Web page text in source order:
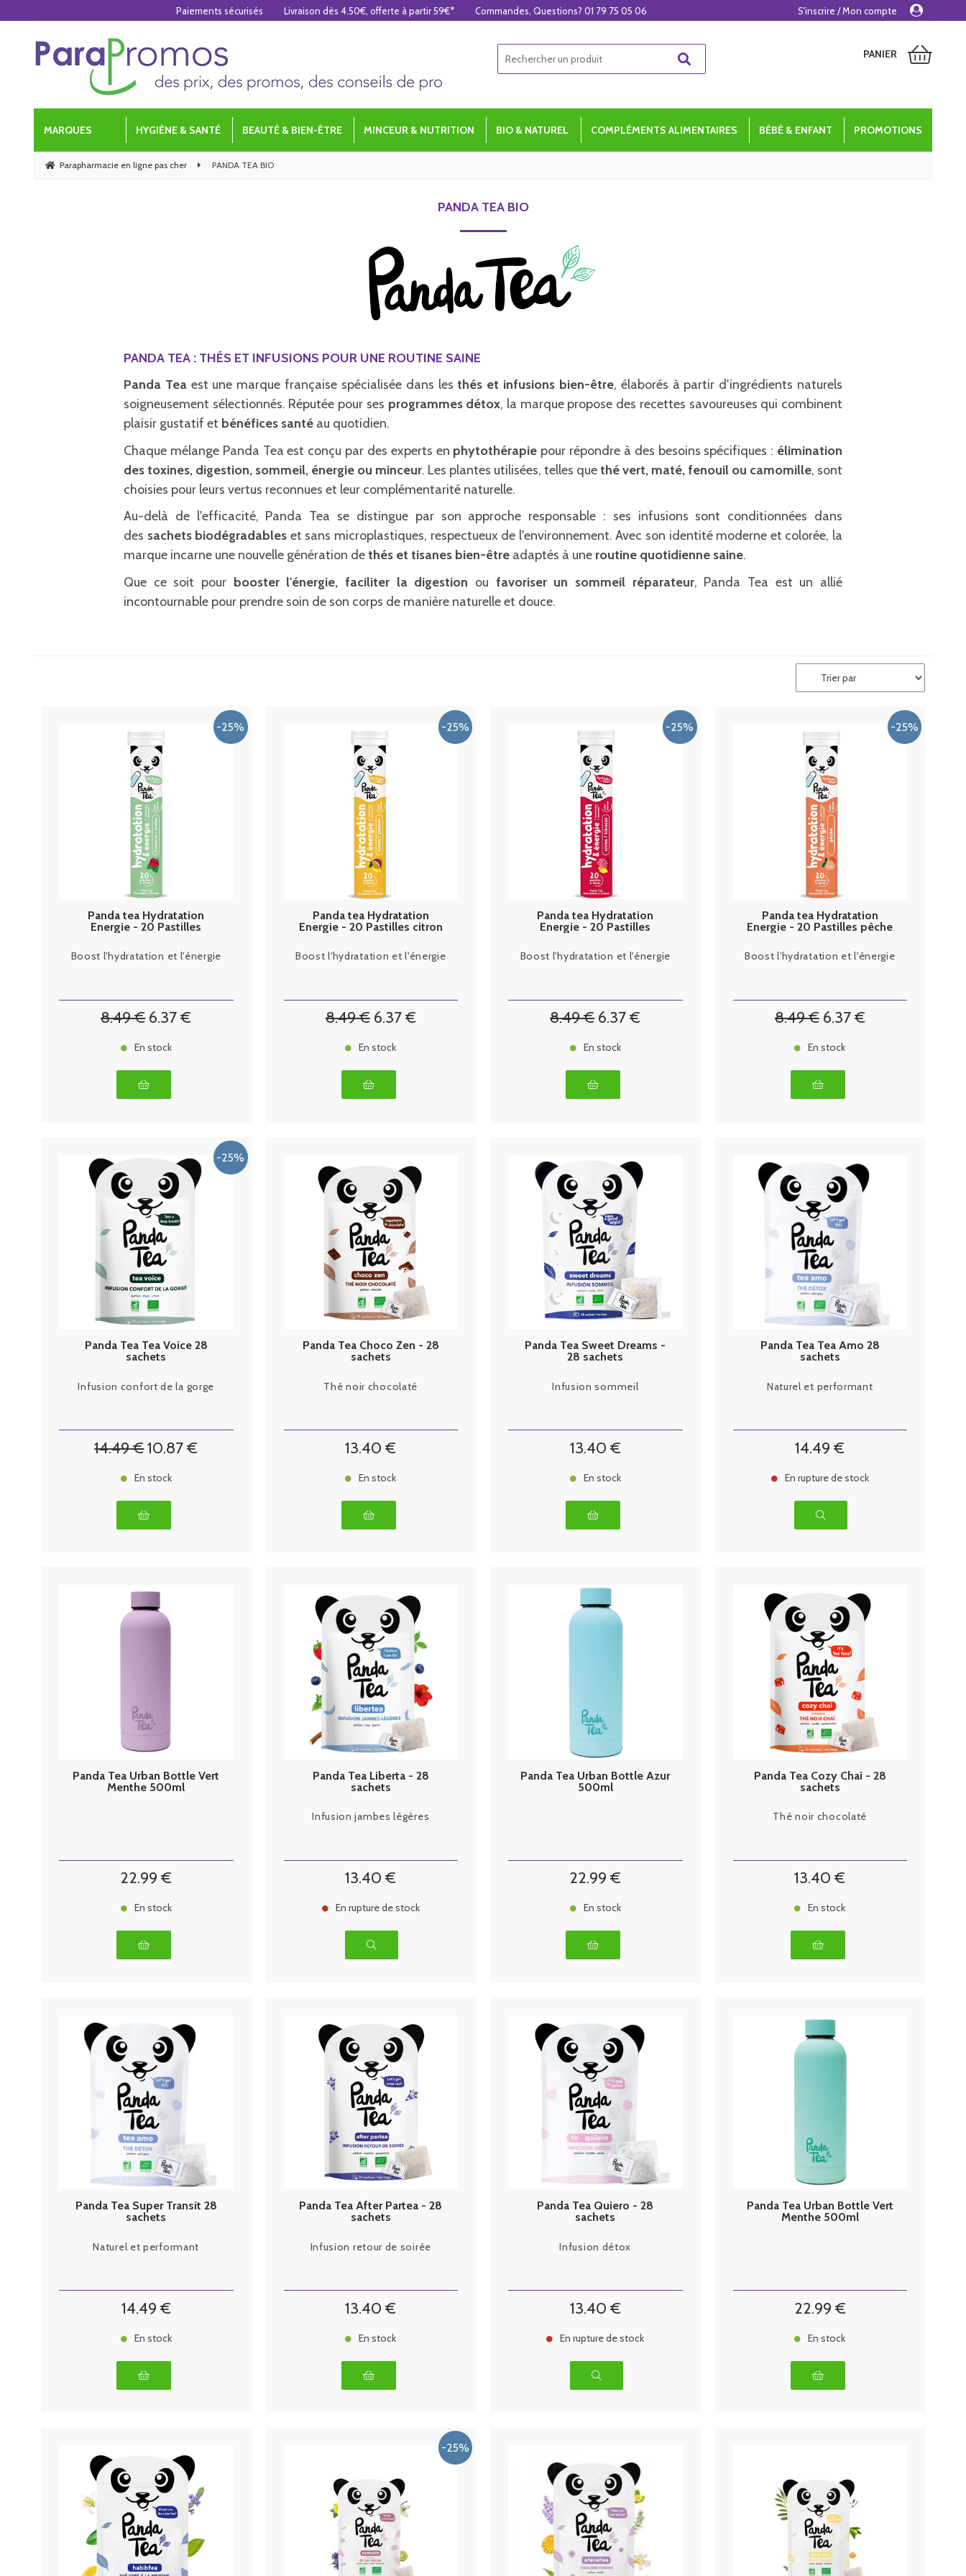
PANIER
MARQUES HYGIÈNE & SANTÉ BEAUTÉ & BIEN-ÊTRE MINCEUR & NUTRITION BIO & NATUREL COMPLÉMENTS ALIMENTAIRES BÉBÉ & ENFANT PROMOTIONS
Parapharmacie en ligne pas cher PANDA TEA BIO
PANDA TEA BIO
PANDA TEA : THÉS ET INFUSIONS POUR UNE ROUTINE SAINE
Panda Teaest une marque française spécialisée dans lesthés et infusions bien-être, élaborés à partir d'ingrédients naturels
soigneusement sélectionnés. Réputée pour ses programmes détox, la marque propose des recettes savoureuses qui combinent
plaisir gustatif et bénéfices santé au quotidien.
Chaque mélange Panda Tea est conçu par des experts en phytothérapie pour répondre à des besoins spécifiques : élimination
des toxines, digestion, sommeil, énergie ou minceur. Les plantes utilisées, telles quethé vert, maté, fenouil ou camomille, sont
choisies pour leurs vertus reconnues et leur complémentarité naturelle.
Au-delà de l'efficacité, Panda Tea se distingue par son approche responsable : ses infusions sont conditionnées dans
des sachets biodégradables et sans microplastiques, respectueux de l'environnement. Avec son identité moderne et colorée, la
marque incarne une nouvelle génération dethés et tisanes bien-être adaptés à une routine quotidienne saine.
Que ce soit pour booster l'énergie, faciliter la digestion ou favoriser un sommeil réparateur, Panda Tea est un allié
incontournable pour prendre soin de son corps de manière naturelle et douce.
Panda tea Hydratation
Energie - 20 Pastilles
Boost l'hydratation et l'énergie
8.49€ 6.37€
En stock
Panda tea Hydratation
Energie - 20 Pastilles citron
Boost l'hydratation et l'énergie
8.49€ 6.37€
En stock
Panda tea Hydratation
Energie - 20 Pastilles
Boost l'hydratation et l'énergie
8.49€ 6.37€
En stock
Panda tea Hydratation
Energie - 20 Pastilles pêche
Boost l'hydratation et l'énergie
8.49€ 6.37€
En stock
Panda Tea Tea Voice 28
sachets
Infusion confort de la gorge
14.49€10.87€
En stock
Panda Tea Choco Zen - 28
sachets
Thé noir chocolaté
13.40 €
En stock
Panda Tea Sweet Dreams -
28 sachets
Infusion sommeil
13.40 €
En stock
Panda Tea Tea Amo 28
sachets
Naturel et performant
14.49 €
En rupture de stock
Panda Tea Urban Bottle Vert
Menthe 500ml
22.99 €
En stock
Panda Tea Liberta - 28
sachets
Infusion jambes légères
13.40 €
En rupture de stock
Panda Tea Urban Bottle Azur
500ml
22.99 €
En stock
Panda Tea Cozy Chai - 28
sachets
Thé noir chocolaté
13.40 €
En stock
Panda Tea Super Transit 28
sachets
Naturel et performant
14.49 €
En stock
Panda Tea After Partea - 28
sachets
Infusion retour de soirée
13.40 €
En stock
Panda Tea Quiero - 28
sachets
Infusion détox
13.40 €
En rupture de stock
Panda Tea Urban Bottle Vert
Menthe 500ml
22.99 €
En stock
Paiements sécurisés Livraison dès 4.50€, offerte à partir 59€* Commandes, Questions? 01 79 75 05 06 S'inscrire / Mon compte